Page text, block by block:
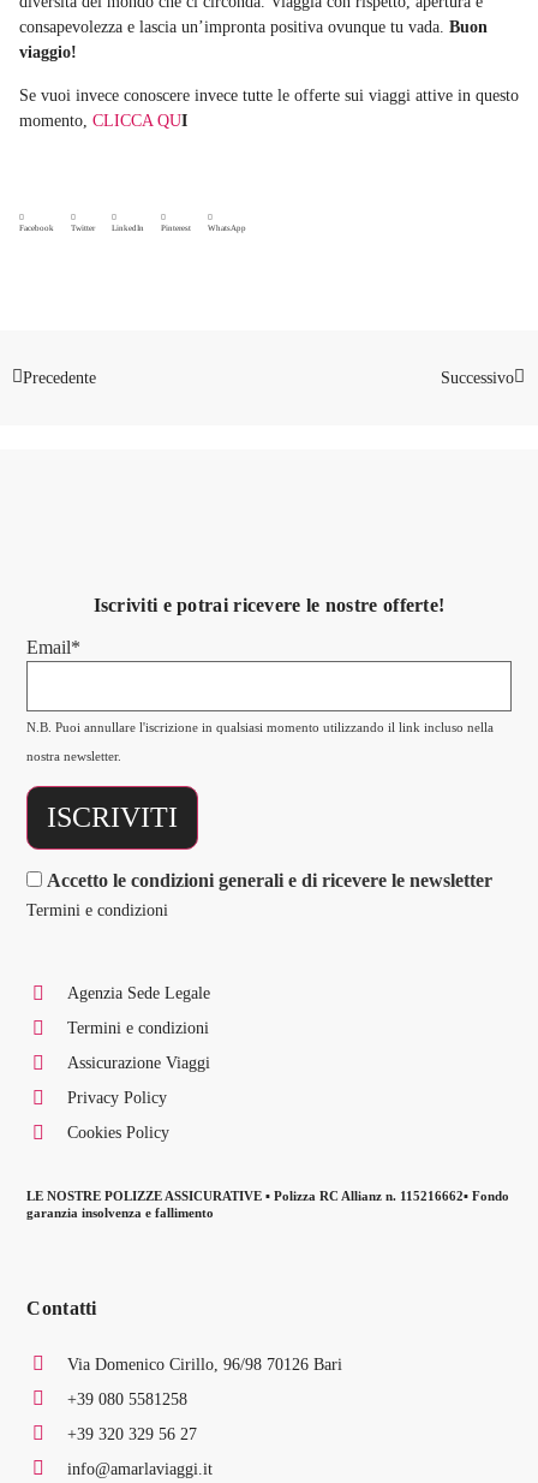
consapevolezza e lascia un’impronta positiva ovunque tu vada. Buon
viaggio!
Se vuoi invece conoscere invece tutte le offerte sui viaggi attive in questo
momento, CLICCA QUI
Facebook Twitter LinkedIn Pinterest WhatsApp
Precedente Successivo
Contatti
Via Domenico Cirillo, 96/98 70126 Bari
+39 080 5581258
+39 320 329 56 27
info@amarlaviaggi.it
Agenzia Sede Legale
Termini e condizioni
Assicurazione Viaggi
Privacy Policy
Cookies Policy
LE NOSTRE POLIZZE ASSICURATIVE ▪ Polizza RC Allianz n. 115216662▪ Fondo
garanzia insolvenza e fallimento
Iscriviti e potrai ricevere le nostre offerte!
Email*
N.B. Puoi annullare l'iscrizione in qualsiasi momento utilizzando il link incluso nella
nostra newsletter.
Accetto le condizioni generali e di ricevere le newsletter
Termini e condizioni